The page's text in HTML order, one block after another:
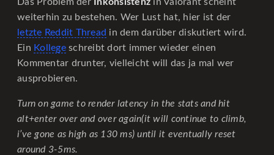
weiterhin zu bestehen. Wer Lust hat, hier ist der
letzte Reddit Thread in dem darüber diskutiert wird.
Ein Kollegeschreibt dort immer wieder einen
Kommentar drunter, vielleicht will das ja mal wer
ausprobieren.
Turn on game to render latency in the stats and hit
alt+enter over and over again(it will continue to climb,
i’ve gone as high as 130 ms) until it eventually reset
around 3-5ms.